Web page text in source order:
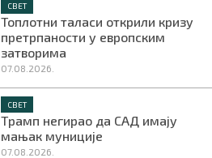
СВЕТ
Топлотни таласи открили кризу
претрпаности у европским
затворима
07.08.2026.
СВЕТ
Трамп негирао да САД имају
мањак муниције
07.08.2026.